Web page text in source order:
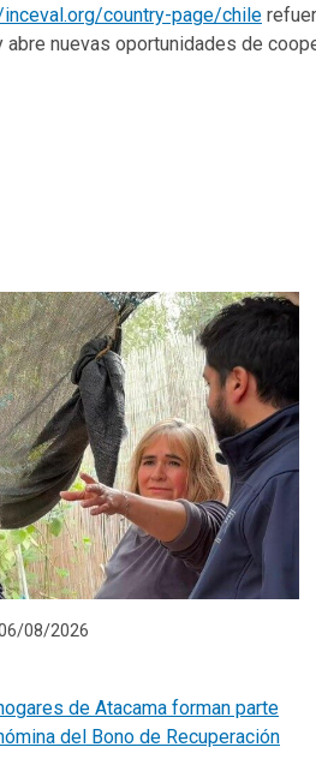
country-page/chile
nuevas oportunidades de
08/2026
de Atacama forman parte
del Bono de Recuperación